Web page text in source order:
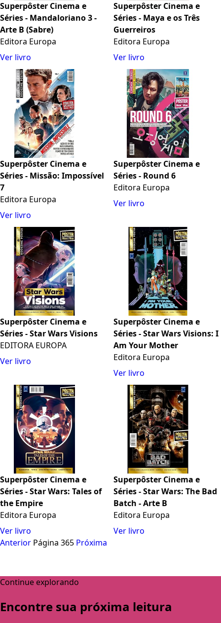
Superpôster Cinema e
Séries - Mandaloriano 3 -
Arte B (Sabre)
Editora Europa
Ver livro
Superpôster Cinema e
Séries - Maya e os Três
Guerreiros
Editora Europa
Ver livro
Superpôster Cinema e
Séries - Missão: Impossível
7
Editora Europa
Ver livro
Superpôster Cinema e
Séries - Round 6
Editora Europa
Ver livro
Superpôster Cinema e
Séries - Star Wars Visions
EDITORA EUROPA
Ver livro
Superpôster Cinema e
Séries - Star Wars Visions: I
Am Your Mother
Editora Europa
Ver livro
Superpôster Cinema e
Séries - Star Wars: Tales of
the Empire
Editora Europa
Ver livro
Superpôster Cinema e
Séries - Star Wars: The Bad
Batch - Arte B
Editora Europa
Ver livro
Anterior Página 365 Próxima
Continue explorando
Encontre sua próxima leitura